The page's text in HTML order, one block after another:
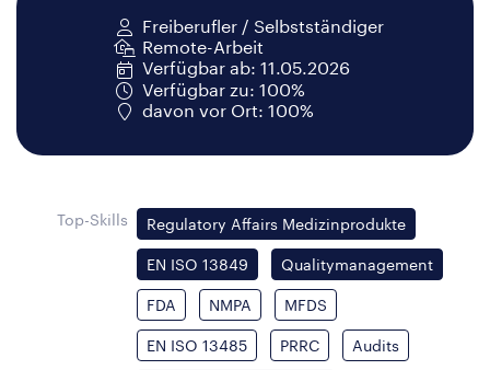
Freiberufler / Selbstständiger
Remote-Arbeit
Verfügbar ab: 11.05.2026
Verfügbar zu: 100%
davon vor Ort: 100%
Top-Skills Regulatory Affairs Medizinprodukte
EN ISO 13849 Qualitymanagement
FDA NMPA MFDS
EN ISO 13485 PRRC Audits